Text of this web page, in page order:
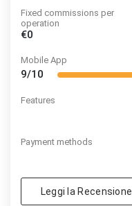
Fixed commissions per
operation
€0
Mobile App
9/10
Features
Payment methods
Leggi la Recensione